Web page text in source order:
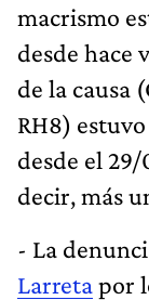
macrismo
desde hace
de la causa
RH8)
desde el
decir, más
- La
Larretapor